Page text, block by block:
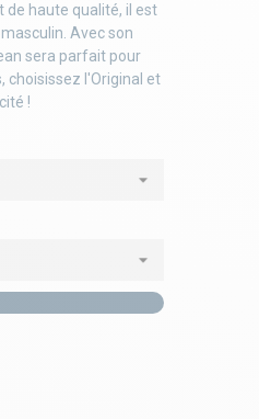
de haute qualité, il est
Avec son
sera parfait pour
choisissez l'Original et
!